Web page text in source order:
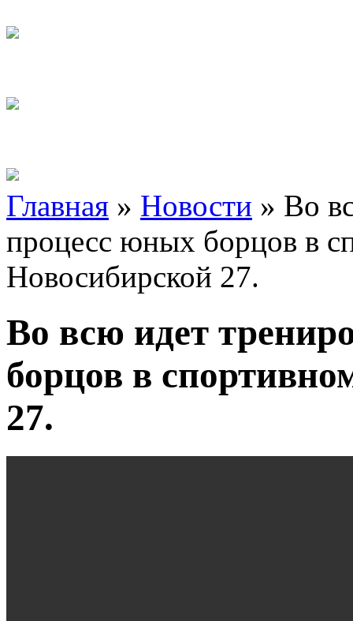
Главная » Новости » Во
процесс юных борцов в
Новосибирской 27.
Во всю идет
борцов в
27.